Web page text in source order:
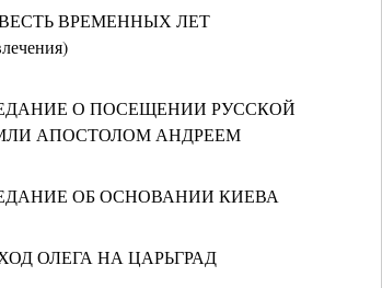
ВРЕМЕННЫХ ЛЕТ
О ПОСЕЩЕНИИ РУССКОЙ
АПОСТОЛОМ АНДРЕЕМ
ОБ ОСНОВАНИИ КИЕВА
ОЛЕГА НА ЦАРЬГРАД